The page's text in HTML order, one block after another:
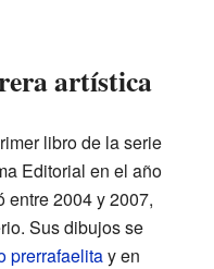
artística
libro de la serie
Editorial en el año
entre 2004 y 2007,
Sus dibujos se
prerrafaelitay en